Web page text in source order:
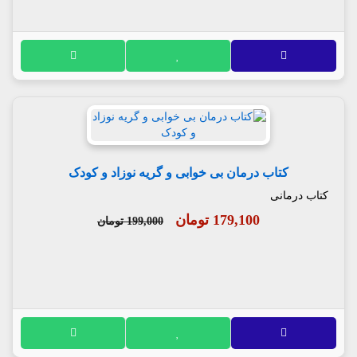
کتاب درمان بی خوابی و گریه نوزاد و کودک
کتاب درمانی
179,100 تومان 199,000 تومان